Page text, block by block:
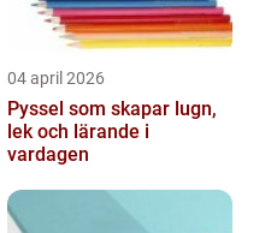
04 april 2026
Pyssel som skapar lugn,
lek och lärande i
vardagen